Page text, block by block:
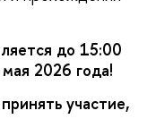
до 15:00
2026 года!
участие,